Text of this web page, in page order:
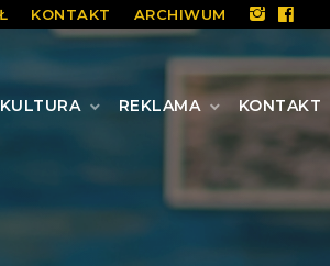
KONTAKT ARCHIWUM
REKLAMA KONTAKT